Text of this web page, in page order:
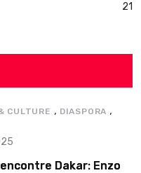
21
CULTURE , DIASPORA ,
Dakar: Enzo